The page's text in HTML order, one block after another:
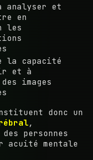
analyser et
en
les
la capacité
et à
images
donc un
,
personnes
acuité mentale